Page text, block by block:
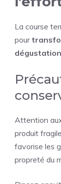
La course
pour
Attention
produit
favorise les
propreté du